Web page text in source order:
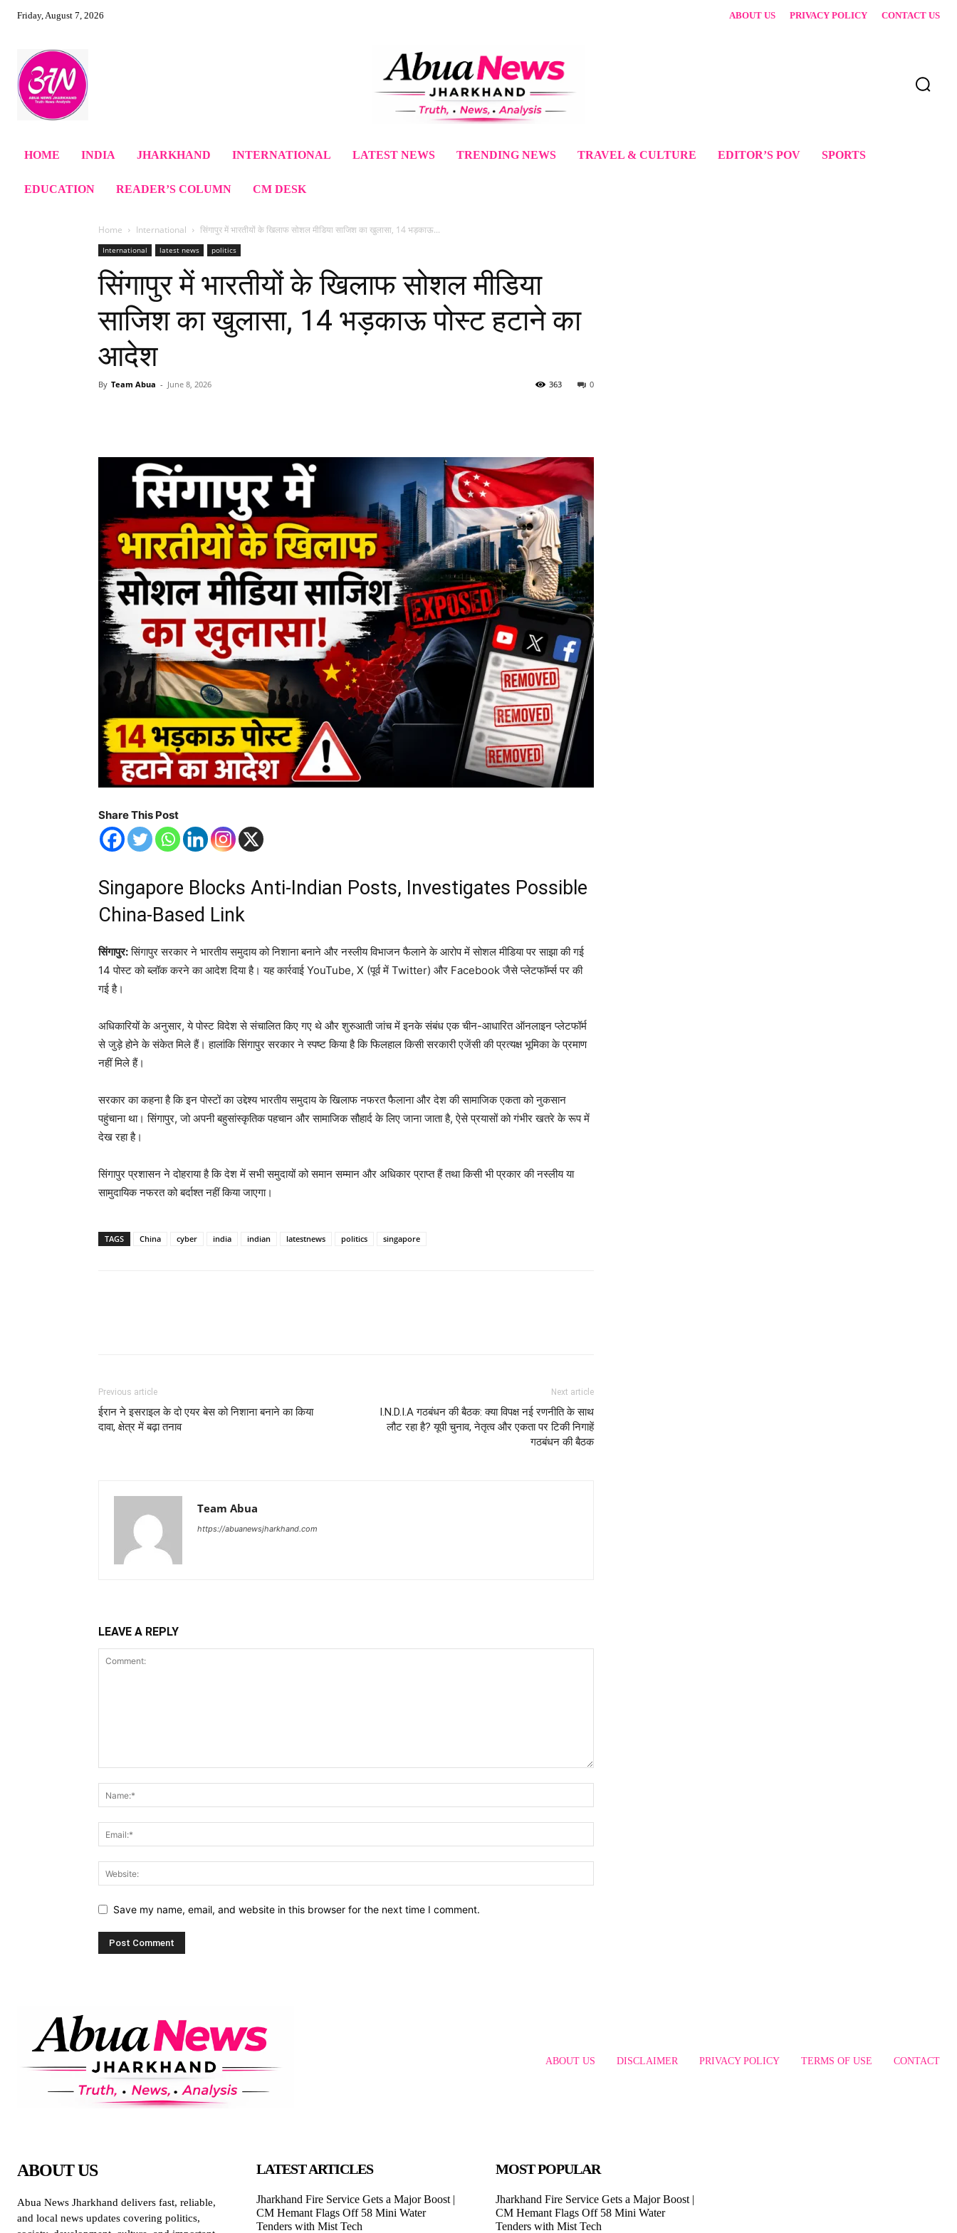
Friday, August 7, 2026 ABOUT US PRIVACY POLICY CONTACT US
HOME INDIA JHARKHAND INTERNATIONAL LATEST NEWS TRENDING NEWS TRAVEL & CULTURE EDITOR’S POV SPORTS
EDUCATION READER’S COLUMN CM DESK
Home International सिंगापुर में भारतीयों के खिलाफ सोशल मीडिया साजिश का खुलासा, 14 भड़काऊ...
International latest news politics
सिंगापुर में भारतीयों के खिलाफ सोशल मीडिया
साजिश का खुलासा, 14 भड़काऊ पोस्ट हटाने का
आदेश
By Team Abua - June 8, 2026 0
363
Share This Post
Singapore Blocks Anti-Indian Posts, Investigates Possible
China-Based Link
सिंगापुर:सिंगापुर सरकार ने भारतीय समुदाय को निशाना बनाने और नस्लीय विभाजन फैलाने के आरोप में सोशल मीडिया पर साझा की गई
14 पोस्ट को ब्लॉक करने का आदेश दिया है। यह कार्रवाई YouTube, X (पूर्व में Twitter) और Facebook जैसे प्लेटफॉर्म्स पर की
गई है।
अधिकारियों के अनुसार, ये पोस्ट विदेश से संचालित किए गए थे और शुरुआती जांच में इनके संबंध एक चीन-आधारित ऑनलाइन प्लेटफॉर्म
से जुड़े होने के संकेत मिले हैं। हालांकि सिंगापुर सरकार ने स्पष्ट किया है कि फिलहाल किसी सरकारी एजेंसी की प्रत्यक्ष भूमिका के प्रमाण
नहीं मिले हैं।
सरकार का कहना है कि इन पोस्टों का उद्देश्य भारतीय समुदाय के खिलाफ नफरत फैलाना और देश की सामाजिक एकता को नुकसान
पहुंचाना था। सिंगापुर, जो अपनी बहुसांस्कृतिक पहचान और सामाजिक सौहार्द के लिए जाना जाता है, ऐसे प्रयासों को गंभीर खतरे के रूप में
देख रहा है।
सिंगापुर प्रशासन ने दोहराया है कि देश में सभी समुदायों को समान सम्मान और अधिकार प्राप्त हैं तथा किसी भी प्रकार की नस्लीय या
सामुदायिक नफरत को बर्दाश्त नहीं किया जाएगा।
TAGS China cyber india indian latestnews politics singapore
Previous article
ईरान ने इसराइल के दो एयर बेस को निशाना बनाने का किया
दावा, क्षेत्र में बढ़ा तनाव
Next article
I.N.D.I.A गठबंधन की बैठक: क्या विपक्ष नई रणनीति के साथ
लौट रहा है? यूपी चुनाव, नेतृत्व और एकता पर टिकी निगाहें
गठबंधन की बैठक
Team Abua
https://abuanewsjharkhand.com
LEAVE A REPLY
Save my name, email, and website in this browser for the next time I comment.
ABOUT US DISCLAIMER PRIVACY POLICY TERMS OF USE CONTACT
ABOUT US
Abua News Jharkhand delivers fast, reliable,
and local news updates covering politics,
LATEST ARTICLES
Jharkhand Fire Service Gets a Major Boost |
CM Hemant Flags Off 58 Mini Water
Tenders with Mist Tech
MOST POPULAR
Jharkhand Fire Service Gets a Major Boost |
CM Hemant Flags Off 58 Mini Water
Tenders with Mist Tech